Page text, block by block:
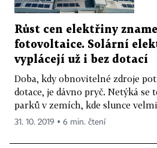
Růst cen elektřiny
fotovoltaice. Solární
vyplácejí už i bez dotací
Doba, kdy obnovitelné zdroje
dotace, je dávno pryč. Netýká
parků v zemích, kde slunce
31. 10. 2019 ▪ 6 min. čtení